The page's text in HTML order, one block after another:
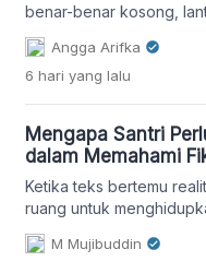
benar-benar kosong,
dengan sabar menanti
tenang mendengar apa
terpendam.
Angga Arifka
6 hari yang lalu
Mengapa Santri
dalam Memahami
Ketika teks bertemu
ruang untuk
M Mujibuddin